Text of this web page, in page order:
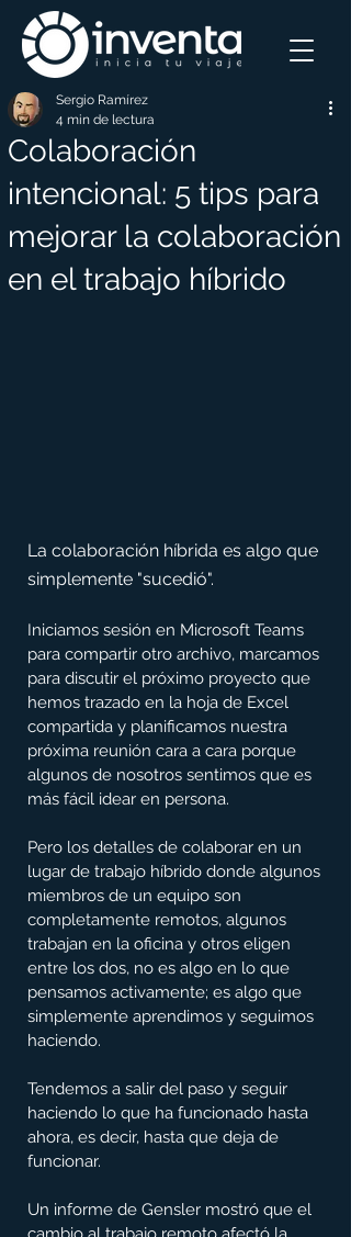
Colaboración
intencional: 5 tips para
mejorar la colaboración
en el trabajo híbrido
Sergio Ramírez
4 min de lectura
La colaboración híbrida es algo que
simplemente "sucedió".
Iniciamos sesión en Microsoft Teams
para compartir otro archivo, marcamos
para discutir el próximo proyecto que
hemos trazado en la hoja de Excel
compartida y planificamos nuestra
próxima reunión cara a cara porque
algunos de nosotros sentimos que es
más fácil idear en persona.
Pero los detalles de colaborar en un
lugar de trabajo híbrido donde algunos
miembros de un equipo son
completamente remotos, algunos
trabajan en la oficina y otros eligen
entre los dos, no es algo en lo que
pensamos activamente; es algo que
simplemente aprendimos y seguimos
haciendo.
Tendemos a salir del paso y seguir
haciendo lo que ha funcionado hasta
ahora, es decir, hasta que deja de
funcionar.
Un informe de Gensler mostró que el